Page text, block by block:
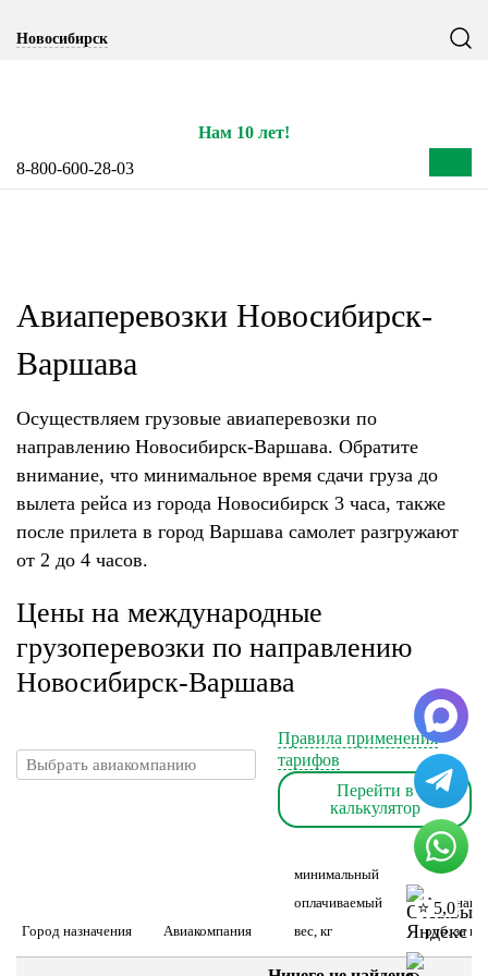
/home/s/storas/storas.ru/public_html/wp-content/themes/tsl-
Новосибирск
Нам 10 лет!
8-800-600-28-03
Авиаперевозки Новосибирск-
Варшава
Осуществляем грузовые авиаперевозки по
направлению Новосибирск-Варшава. Обратите
внимание, что минимальное время сдачи груза до
вылета рейса из города Новосибирск 3 часа, также
после прилета в город Варшава самолет разгружают
от 2 до 4 часов.
Цены на международные
грузоперевозки по направлению
Новосибирск-Варшава
Правила применения
тарифов
Перейти в
калькулятор
Город назначения Авиакомпания
минимальный
оплачиваемый
вес, кг
руб. за шт.
⭐ 5,0